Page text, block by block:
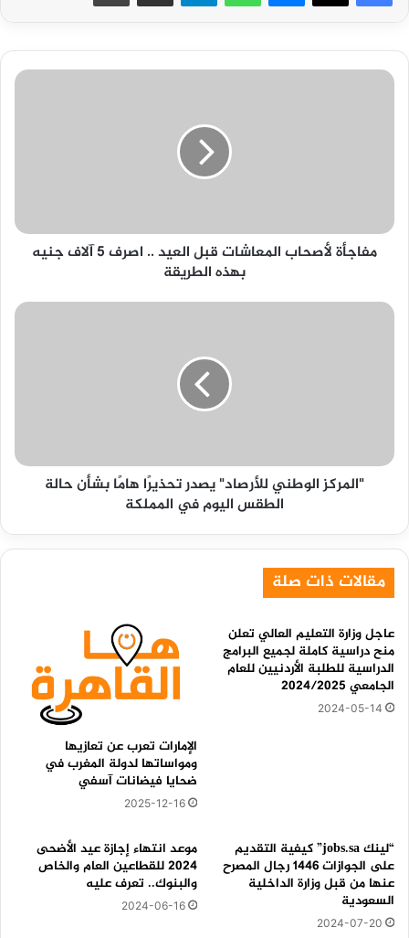
مفاجأة
آلاف
جنيه
مفاجأة لأصحاب المعاشات قبل العيد .. اصرف 5 آلاف جنيه
بهذه الطريقة
"المركز
الطقس
"المركز الوطني للأرصاد" يصدر تحذيرًا هامًا بشأن حالة
الطقس اليوم في المملكة
مقالات ذات صلة
عاجل وزارة التعليم العالي تعلن
منح دراسية كاملة لجميع البرامج
الدراسية للطلبة الأردنيين للعام
الجامعي 2024/2025
2024-05-14
الإمارات تعرب عن تعازيها
ومواساتها لدولة المغرب في
ضحايا فيضانات آسفي
2025-12-16
“لينك jobs.sa” كيفية التقديم
على الجوازات 1446 رجال المصرح
عنها من قبل وزارة الداخلية
السعودية
2024-07-20
موعد انتهاء إجازة عيد الأضحى
2024 للقطاعين العام والخاص
والبنوك.. تعرف عليه
2024-06-16